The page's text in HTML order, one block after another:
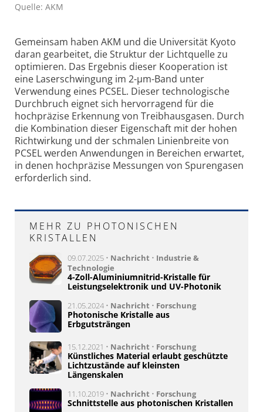
Quelle: AKM
Gemeinsam haben AKM und die Universität Kyoto
daran gearbeitet, die Struktur der Lichtquelle zu
optimieren. Das Ergebnis dieser Kooperation ist
eine Laserschwingung im 2-µm-Band unter
Verwendung eines PCSEL. Dieser technologische
Durchbruch eignet sich hervorragend für die
hochpräzise Erkennung von Treibhausgasen. Durch
die Kombination dieser Eigenschaft mit der hohen
Richtwirkung und der schmalen Linienbreite von
PCSEL werden Anwendungen in Bereichen erwartet,
in denen hochpräzise Messungen von Spurengasen
erforderlich sind.
MEHR ZU PHOTONISCHEN
KRISTALLEN
09.07.2025 • Nachricht • Industrie &
Technologie
4-Zoll-Aluminiumnitrid-Kristalle für
Leistungselektronik und UV-Photonik
21.05.2024 • Nachricht • Forschung
Photonische Kristalle aus
Erbgutsträngen
15.12.2021 • Nachricht • Forschung
Künstliches Material erlaubt geschützte
Lichtzustände auf kleinsten
Längenskalen
11.10.2019 • Nachricht • Forschung
Schnittstelle aus photonischen Kristallen